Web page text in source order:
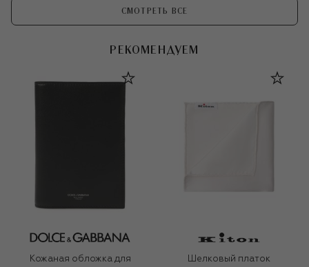
СМОТРЕТЬ ВСЕ
РЕКОМЕНДУЕМ
Кожаная обложка для
Шелковый платок